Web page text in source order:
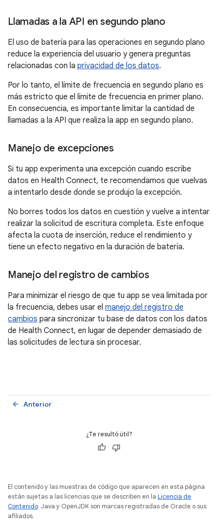
Llamadas a la API en segundo plano
El uso de batería para las operaciones en segundo plano
reduce la experiencia del usuario y genera preguntas
relacionadas con la privacidad de los datos.
Por lo tanto, el límite de frecuencia en segundo plano es
más estricto que el límite de frecuencia en primer plano.
En consecuencia, es importante limitar la cantidad de
llamadas a la API que realiza la app en segundo plano.
Manejo de excepciones
Si tu app experimenta una excepción cuando escribe
datos en Health Connect, te recomendamos que vuelvas
a intentarlo desde donde se produjo la excepción.
No borres todos los datos en cuestión y vuelve a intentar
realizar la solicitud de escritura completa. Este enfoque
afecta la cuota de inserción, reduce el rendimiento y
tiene un efecto negativo en la duración de batería.
Manejo del registro de cambios
Para minimizar el riesgo de que tu app se vea limitada por
la frecuencia, debes usar el manejo del registro de
cambios para sincronizar tu base de datos con los datos
de Health Connect, en lugar de depender demasiado de
las solicitudes de lectura sin procesar.
Anterior
arrow_back
¿Te resultó útil?
El contenido y las muestras de código que aparecen en esta página
están sujetas a las licencias que se describen en la Licencia de
Contenido. Java y OpenJDK son marcas registradas de Oracle o sus
afiliados.